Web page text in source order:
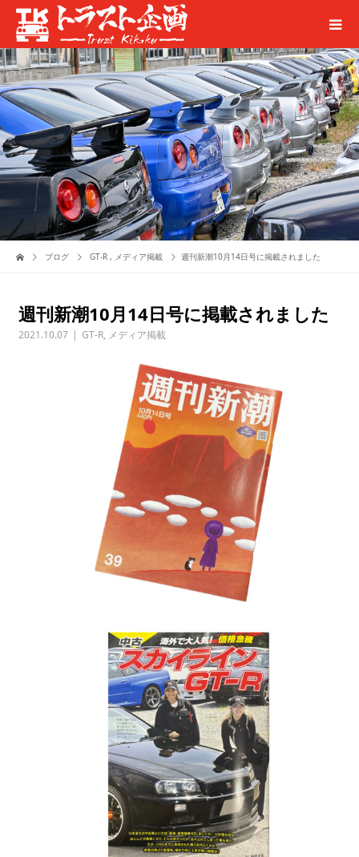
ブログ GT-R , メディア掲載 週刊新潮10月14日号に掲載されました
週刊新潮10月14日号に掲載されました
2021.10.07 GT-R, メディア掲載